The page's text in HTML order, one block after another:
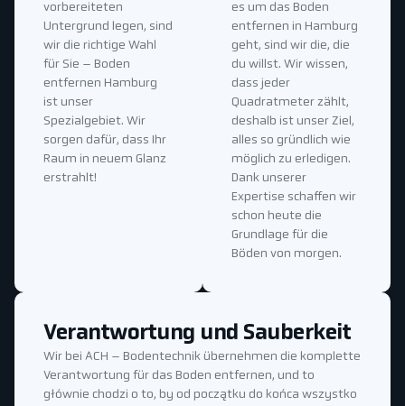
es um das Boden
entfernen in Hamburg
geht, sind wir die, die
du willst. Wir wissen,
dass jeder
Quadratmeter zählt,
deshalb ist unser Ziel,
alles so gründlich wie
möglich zu erledigen.
Dank unserer
Expertise schaffen wir
schon heute die
Grundlage für die
Böden von morgen.
vorbereiteten
Untergrund legen, sind
wir die richtige Wahl
für Sie – Boden
entfernen Hamburg
ist unser
Spezialgebiet. Wir
sorgen dafür, dass Ihr
Raum in neuem Glanz
erstrahlt!
Verantwortung und Sauberkeit
Wir bei ACH – Bodentechnik übernehmen die komplette
Verantwortung für das Boden entfernen, und to
głównie chodzi o to, by od początku do końca wszystko